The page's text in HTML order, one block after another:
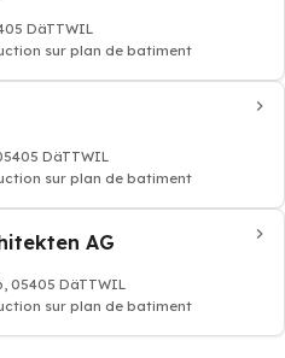
DäTTWIL
sur plan de batiment
DäTTWIL
sur plan de batiment
AG
05405 DäTTWIL
sur plan de batiment